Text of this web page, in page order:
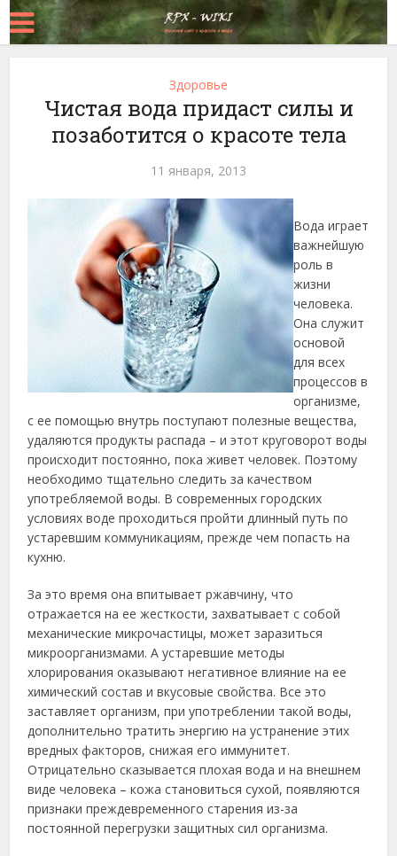
Здоровье
Чистая вода придаст силы и
позаботится о красоте тела
11 января, 2013
Вода играет
важнейшую
роль в
жизни
человека.
Она служит
основой
для всех
процессов в
организме,
с ее помощью внутрь поступают полезные вещества,
удаляются продукты распада – и этот круговорот воды
происходит постоянно, пока живет человек. Поэтому
необходимо тщательно следить за качеством
употребляемой воды. В современных городских
условиях воде проходиться пройти длинный путь по
устаревшим коммуникациям, прежде чем попасть на
кухню.
За это время она впитывает ржавчину, что
отражается на ее жесткости, захватывает с собой
механические микрочастицы, может заразиться
микроорганизмами. А устаревшие методы
хлорирования оказывают негативное влияние на ее
химический состав и вкусовые свойства. Все это
заставляет организм, при употреблении такой воды,
дополнительно тратить энергию на устранение этих
вредных факторов, снижая его иммунитет.
Отрицательно сказывается плохая вода и на внешнем
виде человека – кожа становиться сухой, появляются
признаки преждевременного старения из-за
постоянной перегрузки защитных сил организма.